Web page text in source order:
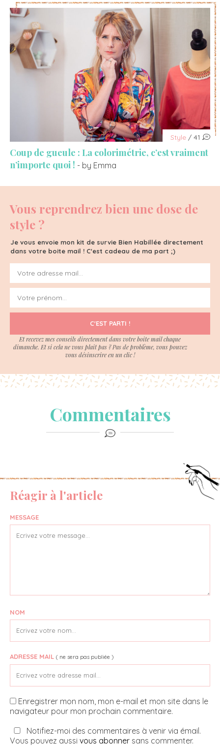
Style / 41
Coup de gueule : La colorimétrie, c’est vraiment
n’importe quoi ! - by Emma
Vous reprendrez bien une dose de
style ?
Je vous envoie mon kit de survie Bien Habillée directement
dans votre boite mail ! C'est cadeau de ma part ;)
C'EST PARTI !
Et recevez mes conseils directement dans votre boite mail chaque
dimanche. Et si cela ne vous plait pas ? Pas de problème, vous pouvez
vous désinscrire en un clic !
Commentaires
Réagir à l'article
MESSAGE
NOM
ADRESSE MAIL ( ne sera pas publiée )
Enregistrer mon nom, mon e-mail et mon site dans le
navigateur pour mon prochain commentaire.
Notifiez-moi des commentaires à venir via émail.
Vous pouvez aussi vous abonner sans commenter.